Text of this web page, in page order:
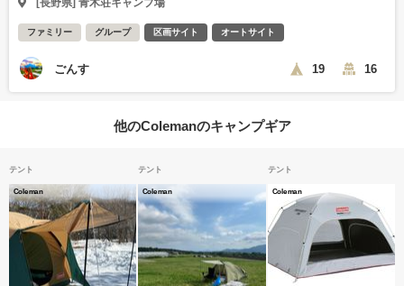
[長野県] 青木荘キャンプ場
ファミリー グループ 区画サイト オートサイト
ごんす 19 16
他のColemanのキャンプギア
テント
Coleman
テント
Coleman
テント
Coleman